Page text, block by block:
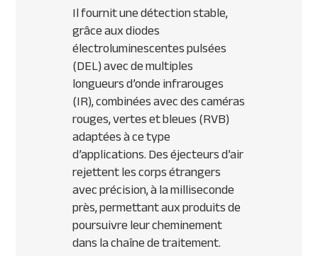
Il fournit une détection stable,
grâce aux diodes
électroluminescentes pulsées
(DEL) avec de multiples
longueurs d’onde infrarouges
(IR), combinées avec des caméras
rouges, vertes et bleues (RVB)
adaptées à ce type
d’applications. Des éjecteurs d’air
rejettent les corps étrangers
avec précision, à la milliseconde
près, permettant aux produits de
poursuivre leur cheminement
dans la chaîne de traitement.